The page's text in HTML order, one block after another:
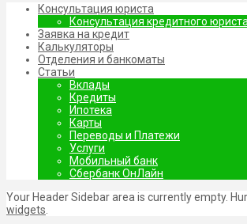
Консультация юриста
Консультация кредитного
Заявка на кредит
Калькуляторы
Отделения и банкоматы
Статьи
Вклады
Кредиты
Ипотека
Карты
Переводы и Платежи
Услуги
Мобильный банк
Сбербанк ОнЛайн
Your Header Sidebar area is currently empty.
widgets.